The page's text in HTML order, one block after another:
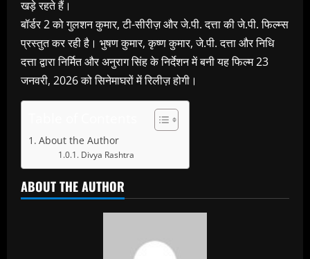
खड़े रहते हैं।
बॉर्डर 2 को गुलशन कुमार, टी-सीरीज़ और जे.पी. दत्ता की जे.पी. फिल्म्स
प्रस्तुत कर रही है। भुषण कुमार, कृष्ण कुमार, जे.पी. दत्ता और निधि
दत्ता द्वारा निर्मित और अनुराग सिंह के निर्देशन में बनी यह फिल्म 23
जनवरी, 2026 को सिनेमाघरों में रिलीज़ होगी।
About the Author
Divya Rashtra
ABOUT THE AUTHOR